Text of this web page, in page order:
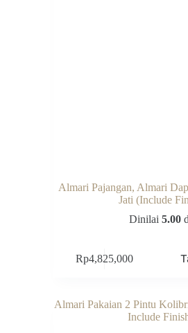
Almari Pajangan, Almari
Jati (Include
Dinilai5.00
Rp4,825,000